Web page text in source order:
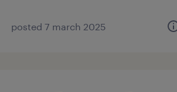
posted 7 march 2025